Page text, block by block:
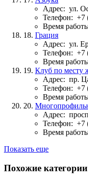
Адрес: ул.
Телефон: +7
Время
18. Грация
Адрес: ул.
Телефон: +7
Время
19. Клуб по месту
Адрес: пр.
Телефон: +7
Время
20.
Адрес:
Телефон: +7
Время
Показать еще
Похожие категории